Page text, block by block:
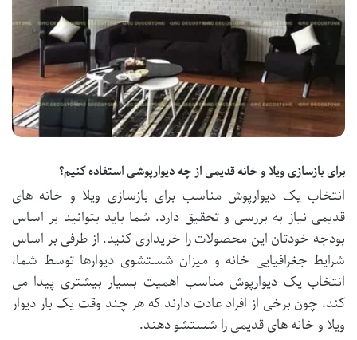
برای بازسازی ویلا و خانه قدیمی از چه دیوارپوشی استفاده کنیم؟
انتخاب یک دیوارپوش مناسب برای بازسازی ویلا و خانه های
قدیمی نیاز به بررسی و تحقیق دارد. شما باید بتوانید بر اساس
بودجه خودتان این محصولات را خریداری کنید. از طرفی بر اساس
شرایط جغرافیایی خانه و میزان شستشوی دیوارها توسط شما،
انتخاب یک دیوارپوش مناسب اهمیت بسیار بیشتری پیدا می
کند. چون برخی از افراد عادت دارند که هر چند وقت یک بار دیوار
ویلا و خانه های قدیمی را شستشو دهند.